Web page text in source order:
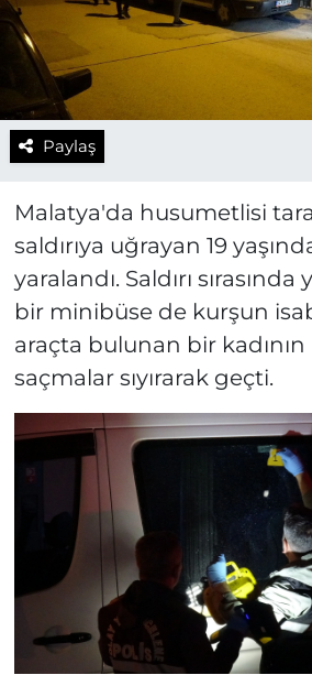
Paylaş
Malatya'da husumetlisi
saldırıya uğrayan 19
yaralandı. Saldırı
bir minibüse de kurşun
araçta bulunan bir kadının
saçmalar sıyırarak geçti.